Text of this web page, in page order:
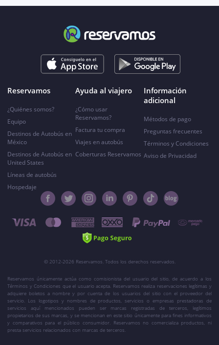
Reservamos
¿Quiénes somos?
Equipo
Destinos de Autobús en
México
Destinos de Autobús en
United States
Líneas de autobús
Hospedaje
Ayuda al viajero
¿Cómo usar
Reservamos?
Factura tu compra
Viajes en autobús
Coberturas Reservamos
Información
adicional
Métodos de pago
Preguntas frecuentes
Términos y Condiciones
Aviso de Privacidad
© 2012-2026 Reservamos. Todos los derechos reservados.
Reservamos únicamente actúa como comisionista del usuario del sitio, de acuerdo a los
Términos y Condiciones que el usuario acepta. Reservamos realiza reservaciones legítimas y
adquiere boletos a nombre y por cuenta de los usuarios del sitio con el proveedor del
servicio. Los logotipos y nombres de productos, servicios o empresas prestadoras de
servicios aquí mencionados pueden ser marcas registradas de terceros, legítimos
propietarios de sus marcas, y se mencionan en este sitio únicamente para fines informativos
y comparativos para el público consumidor. Reservamos no comercializa productos, ni
presta servicios relacionados con marcas de terceros.